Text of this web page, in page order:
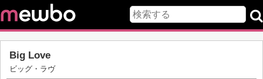
Big Love
ビッグ・ラヴ